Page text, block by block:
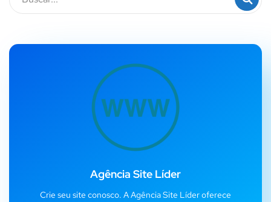
Agência Site Líder
Crie seu site conosco. A Agência Site Líder oferece